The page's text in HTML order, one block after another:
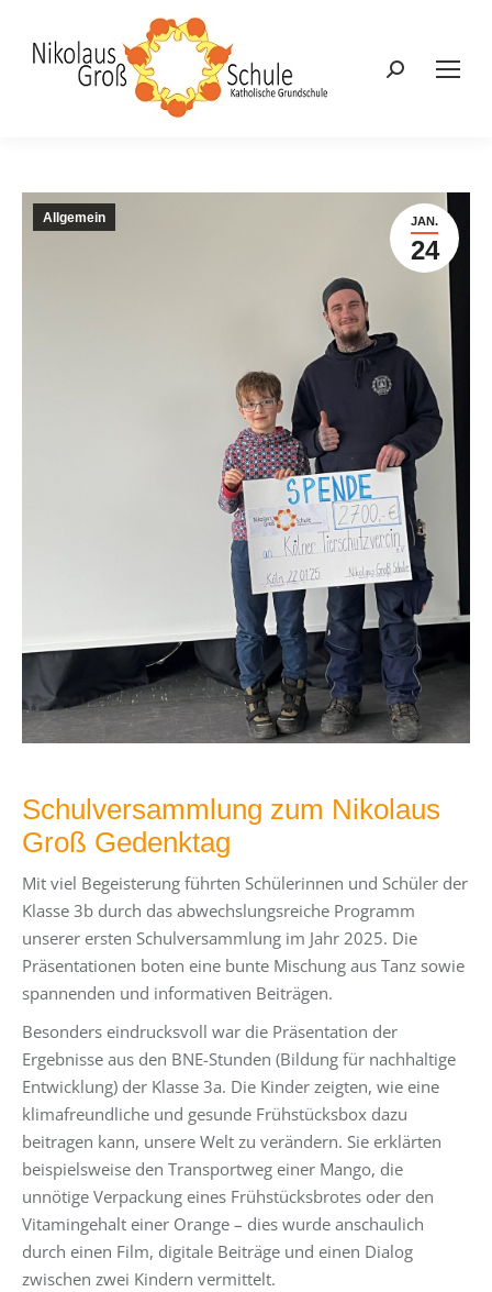
Search:
JAN.
24
Allgemein
Schulversammlung zum Nikolaus
Groß Gedenktag
Mit viel Begeisterung führten Schülerinnen und Schüler der
Klasse 3b durch das abwechslungsreiche Programm
unserer ersten Schulversammlung im Jahr 2025. Die
Präsentationen boten eine bunte Mischung aus Tanz sowie
spannenden und informativen Beiträgen.
Besonders eindrucksvoll war die Präsentation der
Ergebnisse aus den BNE-Stunden (Bildung für nachhaltige
Entwicklung) der Klasse 3a. Die Kinder zeigten, wie eine
klimafreundliche und gesunde Frühstücksbox dazu
beitragen kann, unsere Welt zu verändern. Sie erklärten
beispielsweise den Transportweg einer Mango, die
unnötige Verpackung eines Frühstücksbrotes oder den
Vitamingehalt einer Orange – dies wurde anschaulich
durch einen Film, digitale Beiträge und einen Dialog
zwischen zwei Kindern vermittelt.